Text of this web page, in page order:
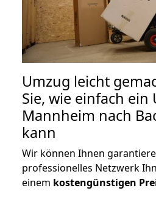
Umzug leicht
Sie, wie einfach ein
Mannheim nach
kann
Wir können Ihnen
professionelles Netzwerk
einem kostengünstigen